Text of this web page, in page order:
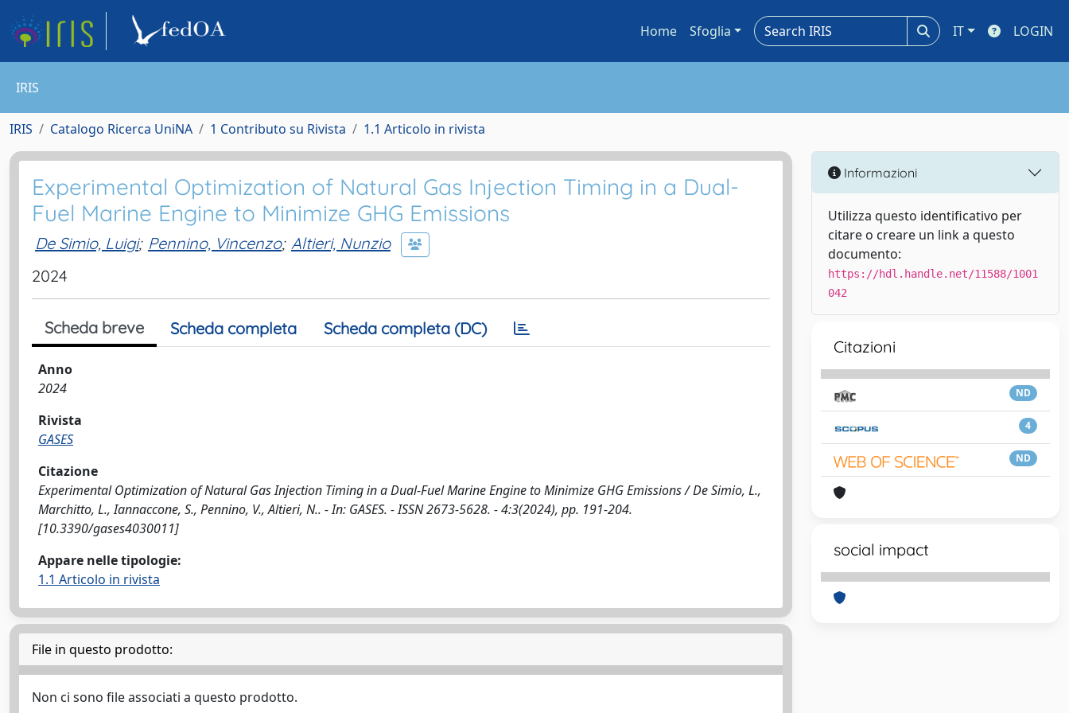
Home Sfoglia IT LOGIN
IRIS
IRIS Catalogo Ricerca UniNA 1 Contributo su Rivista 1.1 Articolo in rivista
Experimental Optimization of Natural Gas Injection Timing in a Dual-
Fuel Marine Engine to Minimize GHG Emissions
De Simio, Luigi; Pennino, Vincenzo; Altieri, Nunzio
2024
Scheda breve Scheda completa Scheda completa (DC)
Anno
2024
Rivista
GASES
Citazione
Experimental Optimization of Natural Gas Injection Timing in a Dual-Fuel Marine Engine to Minimize GHG Emissions / De Simio, L.,
Marchitto, L., Iannaccone, S., Pennino, V., Altieri, N.. - In: GASES. - ISSN 2673-5628. - 4:3(2024), pp. 191-204.
[10.3390/gases4030011]
Appare nelle tipologie:
1.1 Articolo in rivista
File in questo prodotto:
Non ci sono file associati a questo prodotto.
Informazioni
Utilizza questo identificativo per
citare o creare un link a questo
documento:
https://hdl.handle.net/11588/1001
042
Citazioni
ND
4
ND
social impact